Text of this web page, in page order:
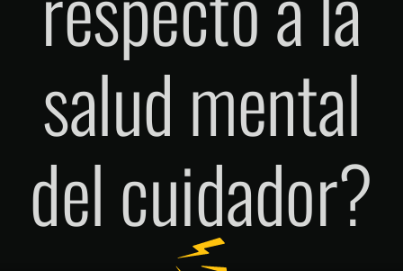
salud mental
del cuidador?